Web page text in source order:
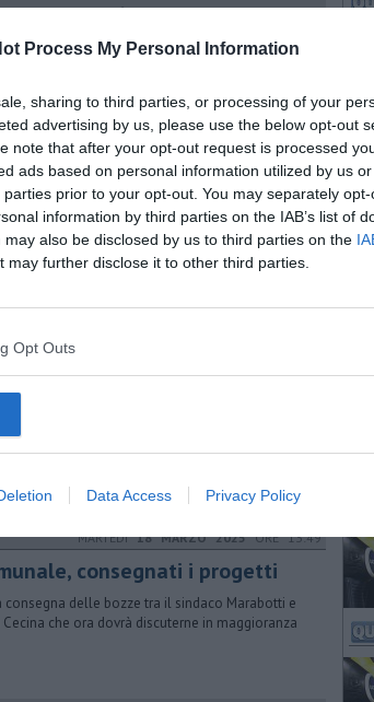
Process My Personal Information
sharing to third parties, or processing of your
advertising by us, please use the below opt-out
note that after your opt-out request is processed
ads based on personal information utilized by us
prior to your opt-out. You may separately
information by third parties on the IAB’s list of
also be disclosed by us to third parties on the
may further disclose it to other third parties.
Opt Outs
Data Access Privacy Policy
MARTEDÌ25 GIUGNO 2024ORE 11:00
ecco i nuovi Consigli
Cortona, Cecina, Rosignano e Pontedera: ecco
cittadine dei centri principali
MARTEDÌ 12 NOVEMBRE 2024ORE 07:00
e territorio, l'incontro
dall'Associazione diabetici Bassa Val di Cecina in
mondiale del diabete
per prevenzione e supporto
MARTEDÌ18 MARZO 2025ORE 13:49
consegnati i progetti
delle bozze tra il sindaco Marabotti e
che ora dovrà discuterne in maggioranza